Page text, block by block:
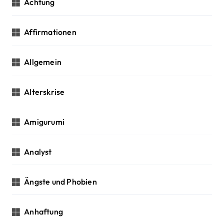
t
i
o
Achtung
Affirmationen
Allgemein
Alterskrise
Amigurumi
Analyst
Ängste und Phobien
Anhaftung